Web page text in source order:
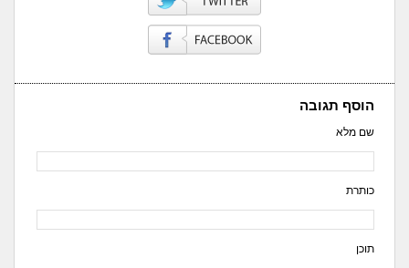
הוסף תגובה
שם מלא
כותרת
תוכן